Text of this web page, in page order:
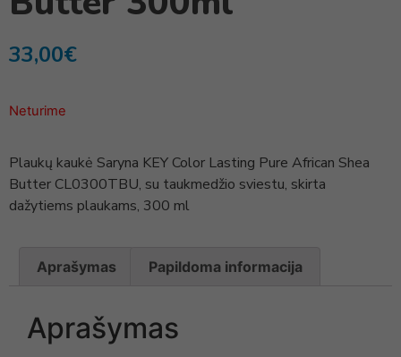
33,00€
Neturime
Plaukų kaukė Saryna KEY Color Lasting Pure African Shea
Butter CL0300TBU, su taukmedžio sviestu, skirta
dažytiems plaukams, 300 ml
Aprašymas Papildoma informacija
Aprašymas